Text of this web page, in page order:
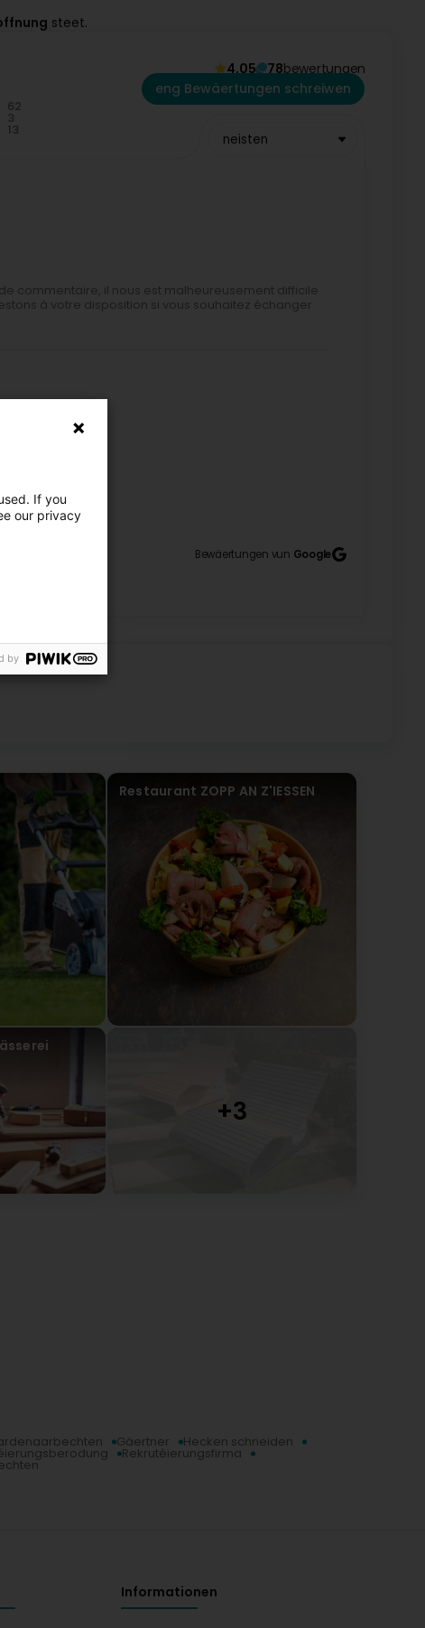
steet.
4,05 78bewertungen
eng Bewäertungen schreiwen
neisten
commentaire, il nous est malheureusement difficile
à votre disposition si vous souhaitez échanger
SIS S.à r.l.
évaluation positive et d’avoir pris le temps de
équipe et nous encourage à poursuivre dans cette
4 étoiles. Votre satisfaction est une belle
SIS Sàrl
16
Bewäertungen vun Google
Restaurant ZOPP AN Z'IESSEN
Gäertner Hecken schneiden
Rekrutéierungsfirma
Informationen
If you
our privacy
by